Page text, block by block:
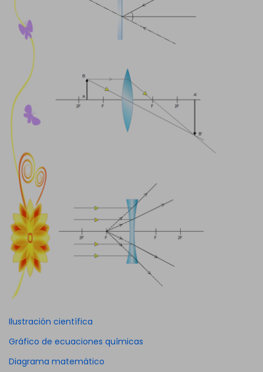
Ilustración científica
Gráfico de ecuaciones químicas
Diagrama matemático